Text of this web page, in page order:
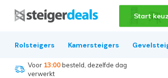
Start
Rolsteigers Kamersteigers
Voor 13:00besteld, dezelfde dag
verwerkt